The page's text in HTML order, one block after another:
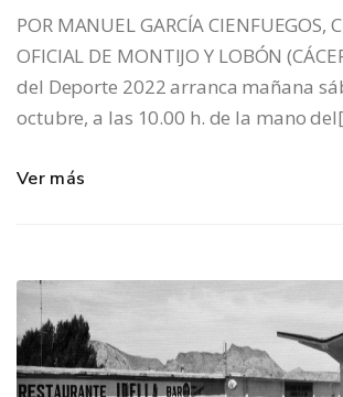
POR MANUEL GARCÍA CIENFUEGOS,
OFICIAL DE MONTIJO Y LOBÓN
del Deporte 2022 arranca mañana
octubre, a las 10.00 h. de la mano
Ver más